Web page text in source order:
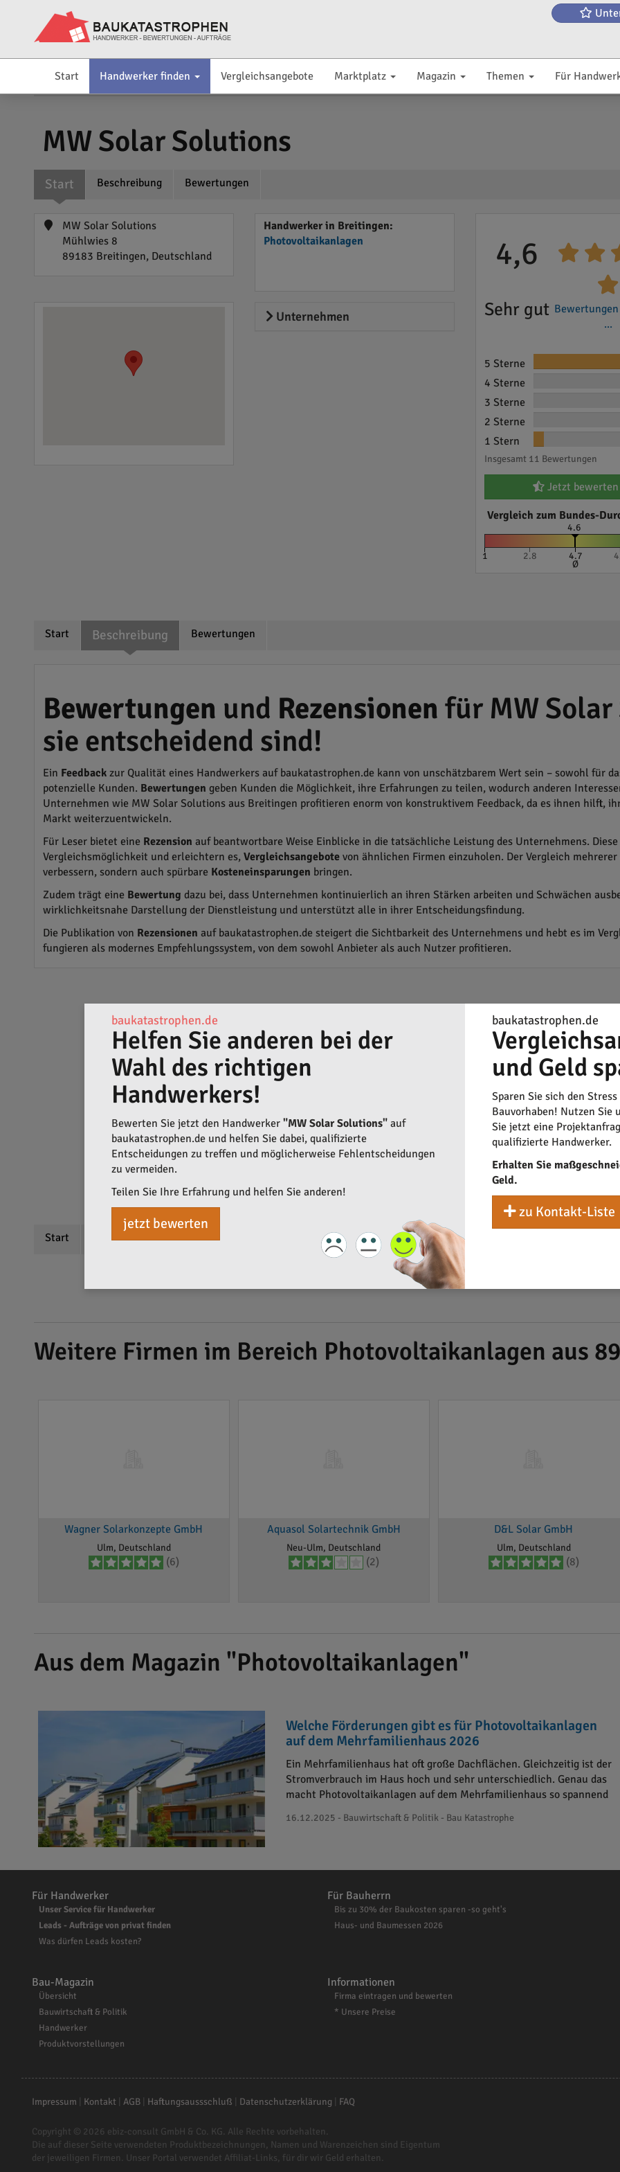
Start Handwerker finden Vergleichsangebote Marktplatz Magazin Themen Für
MW Solar Solutions
Start Beschreibung Bewertungen
MW Solar Solutions
Mühlwies 8
89183 Breitingen, Deutschland
Handwerker in Breitingen:
Photovoltaikanlagen
Unternehmen
4,6
Sehr gut
...
5 Sterne
4 Sterne
3 Sterne
2 Sterne
1 Stern
Insgesamt 11 Bewertungen
Jetzt bewerten
Vergleich zum Bundes-
4.6
1 2.8 4.7
Ø
Start Beschreibung Bewertungen
Bewertungen und Rezensionen für MW
sie entscheidend sind!
Ein Feedbackzur Qualität eines Handwerkers auf baukatastrophen.de kann von unschätzbarem Wert sein – sowohl für
potenzielle Kunden. Bewertungen geben Kunden die Möglichkeit, ihre Erfahrungen zu teilen, wodurch anderen
Unternehmen wie MW Solar Solutions aus Breitingen profitieren enorm von konstruktivem Feedback, da es ihnen hilft,
Markt weiterzuentwickeln.
Für Leser bietet eine Rezension auf beantwortbare Weise Einblicke in die tatsächliche Leistung des Unternehmens.
Vergleichsmöglichkeit und erleichtern es, Vergleichsangebotevon ähnlichen Firmen einzuholen. Der Vergleich
verbessern, sondern auch spürbare Kosteneinsparungen bringen.
Zudem trägt eine Bewertung dazu bei, dass Unternehmen kontinuierlich an ihren Stärken arbeiten und Schwächen
wirklichkeitsnahe Darstellung der Dienstleistung und unterstützt alle in ihrer Entscheidungsfindung.
Die Publikation von Rezensionen auf baukatastrophen.de steigert die Sichtbarkeit des Unternehmens und hebt es im
fungieren als modernes Empfehlungssystem, von dem sowohl Anbieter als auch Nutzer profitieren.
Start Beschreibung Bewertungen
Weitere Firmen im Bereich Photovoltaikanlagen aus
Wagner Solarkonzepte GmbH
Ulm, Deutschland
(6)
Aquasol Solartechnik GmbH
Neu-Ulm, Deutschland
(2)
D&L Solar GmbH
Ulm, Deutschland
(8)
Aus dem Magazin "Photovoltaikanlagen"
Welche Förderungen gibt es für Photovoltaikanlagen
auf dem Mehrfamilienhaus 2026
Ein Mehrfamilienhaus hat oft große Dachflächen. Gleichzeitig ist der
Stromverbrauch im Haus hoch und sehr unterschiedlich. Genau das
macht Photovoltaikanlagen auf dem Mehrfamilienhaus so spannend
16.12.2025 - Bauwirtschaft & Politik - Bau Katastrophe
baukatastrophen.de
Helfen Sie anderen bei der
Wahl des richtigen
Handwerkers!
Bewerten Sie jetzt den Handwerker "MW Solar Solutions" auf
baukatastrophen.de und helfen Sie dabei, qualifizierte
Entscheidungen zu treffen und möglicherweise Fehlentscheidungen
zu vermeiden.
Teilen Sie Ihre Erfahrung und helfen Sie anderen!
jetzt bewerten
baukatastrophen.de
und Geld
Sparen Sie sich den
Bauvorhaben! Nutzen Sie
Sie jetzt eine
qualifizierte Handwerker.
Erhalten Sie
Geld.
zu Kontakt-Liste
Für Handwerker
Unser Service für Handwerker
Leads - Aufträge von privat finden
Was dürfen Leads kosten?
Für Bauherrn
Bis zu 30% der Baukosten sparen -so geht's
Haus- und Baumessen 2026
Bau-Magazin
Übersicht
Bauwirtschaft & Politik
Handwerker
Produktvorstellungen
Informationen
Firma eintragen und bewerten
* Unsere Preise
Impressum Kontakt| AGB| Haftungsaussschluß Datenschutzerklärung| FAQ
Copyright © 2026 ebiz-consult GmbH & Co. KG. Alle Rechte vorbehalten.
Die auf dieser Seite verwendeten Produktbezeichnungen, Namen und Warenzeichen sind Eigentum
der jeweiligen Firmen. Unser Portal verwendet Affiliat-Links, für dir wir Geld erhalten.